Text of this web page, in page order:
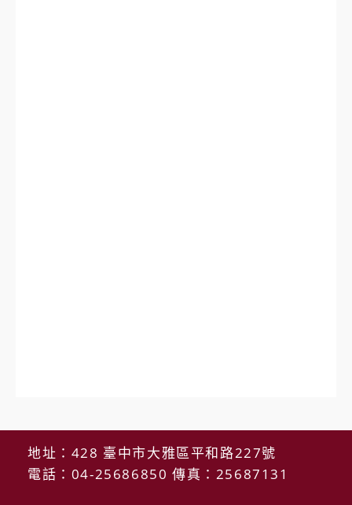
地址：428 臺中市大雅區平和路227號
電話：04-25686850 傳真：25687131